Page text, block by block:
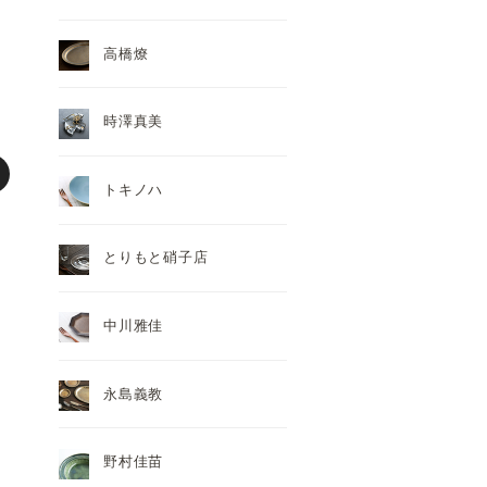
高橋燎
時澤真美
トキノハ
とりもと硝子店
中川雅佳
永島義教
野村佳苗